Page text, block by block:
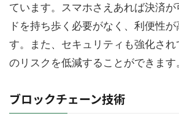
ています。スマホさえあれば決済
ドを持ち歩く必要がなく、利便性
す。また、セキュリティも強化さ
のリスクを低減することができます
ブロックチェーン技術